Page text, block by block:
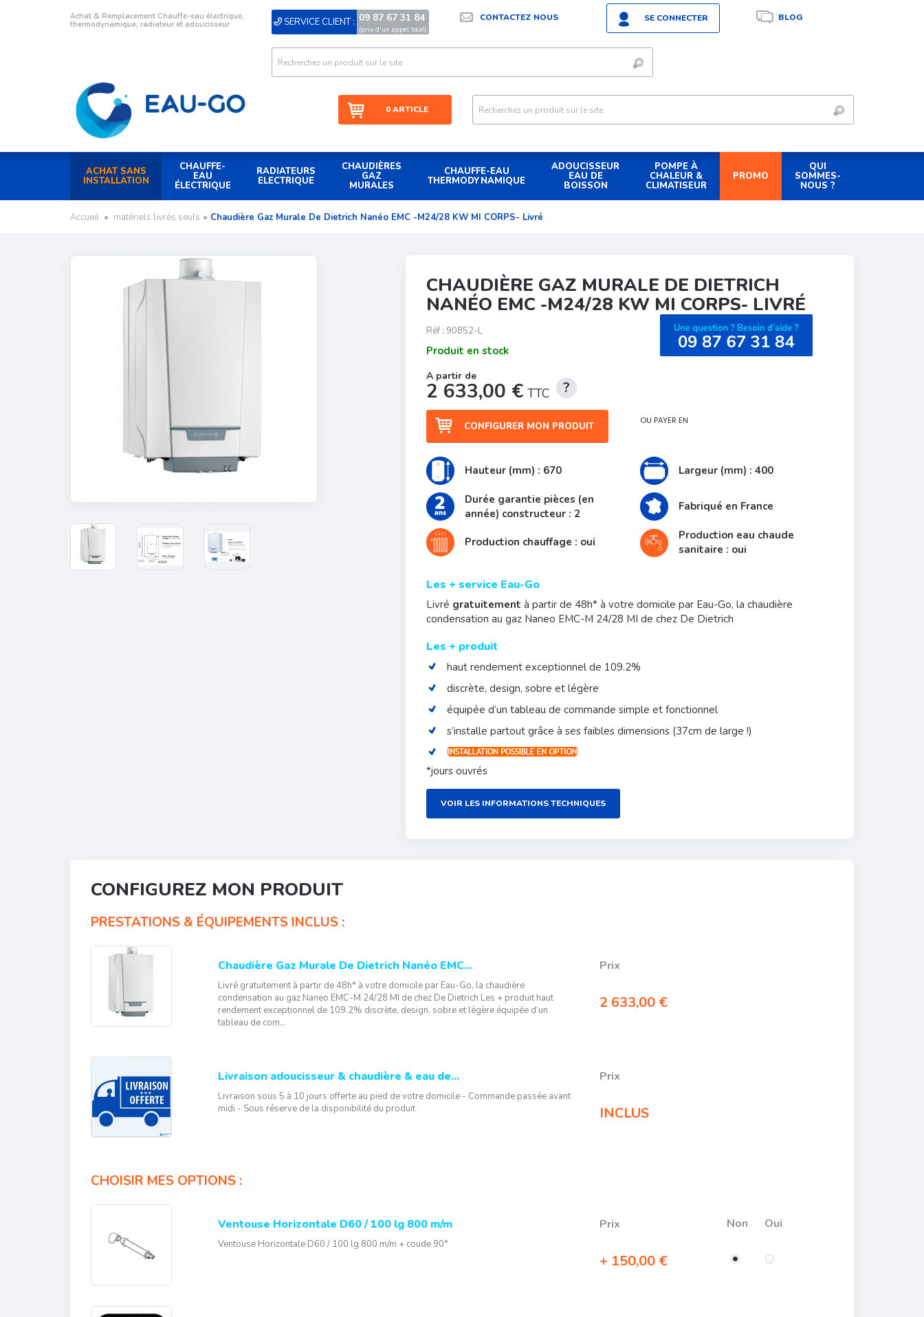
Achat & Remplacement Chauffe-eau électrique,
thermodynamique, radiateur et adoucisseur
SERVICE CLIENT : 09 87 67 31 84
(prix d'un appel local)
CONTACTEZ NOUS SE CONNECTER BLOG
0 ARTICLE
ACHAT SANS
INSTALLATION
CHAUFFE-
EAU
ÉLECTRIQUE
RADIATEURS
ELECTRIQUE
CHAUDIÈRES
GAZ
MURALES
CHAUFFE-EAU
THERMODYNAMIQUE
ADOUCISSEUR
EAU DE
BOISSON
POMPE À
CHALEUR &
CLIMATISEUR
PROMO
QUI
SOMMES-
NOUS ?
Accueil • matériels livrés seuls • Chaudière Gaz Murale De Dietrich Nanéo EMC -M24/28 KW MI CORPS- Livré
CHAUDIÈRE GAZ MURALE DE DIETRICH
NANÉO EMC -M24/28 KW MI CORPS- LIVRÉ
Réf : 90852-L
Produit en stock
2 633,00 € TTC
CONFIGURER MON PRODUIT
OU PAYER EN
Hauteur (mm) : 670 Largeur (mm) : 400
Durée garantie pièces (en
année) constructeur : 2
Fabriqué en France
Production chauffage : oui
Production eau chaude
sanitaire : oui
Les + service Eau-Go
Livré gratuitement à partir de 48h* à votre domicile par Eau-Go, la chaudière
condensation au gaz Naneo EMC-M 24/28 MI de chez De Dietrich
Les + produit
haut rendement exceptionnel de 109.2%
discrète, design, sobre et légère
équipée d’un tableau de commande simple et fonctionnel
s’installe partout grâce à ses faibles dimensions (37cm de large !)
*jours ouvrés
VOIR LES INFORMATIONS TECHNIQUES
CONFIGUREZ MON PRODUIT
PRESTATIONS & ÉQUIPEMENTS INCLUS :
Chaudière Gaz Murale De Dietrich Nanéo EMC...
Livré gratuitement à partir de 48h* à votre domicile par Eau-Go, la chaudière
condensation au gaz Naneo EMC-M 24/28 MI de chez De Dietrich Les + produit haut
rendement exceptionnel de 109.2% discrète, design, sobre et légère équipée d’un
tableau de com...
Prix
2 633,00 €
Livraison adoucisseur & chaudière & eau de...
Livraison sous 5 à 10 jours offerte au pied de votre domicile - Commande passée avant
midi - Sous réserve de la disponibilité du produit
Prix
INCLUS
CHOISIR MES OPTIONS :
Ventouse Horizontale D60 / 100 lg 800 m/m
Ventouse Horizontale D60 / 100 lg 800 m/m + coude 90°
Prix
150,00 €
Non Oui